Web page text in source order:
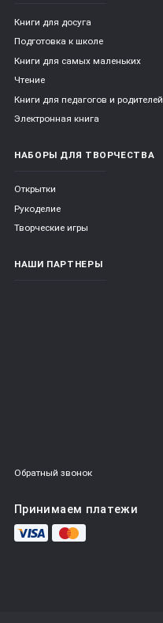
Книги для досуга
Подготовка к школе
Книги для самых маленьких
Чтение
Книги для педагогов и родителей
Электронная книга
НАБОРЫ ДЛЯ ТВОРЧЕСТВА
Открытки
Рукоделие
Творческие игры
НАШИ ПАРТНЕРЫ
Обратный звонок
Принимаем платежи